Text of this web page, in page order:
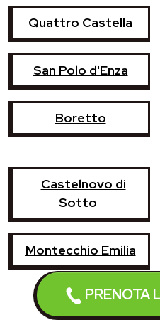
PRENOTA
Quattro Castella
San Polo d'Enza
Boretto
Castelnovo di
Sotto
Montecchio Emilia
Vezzano sul
Crostolo